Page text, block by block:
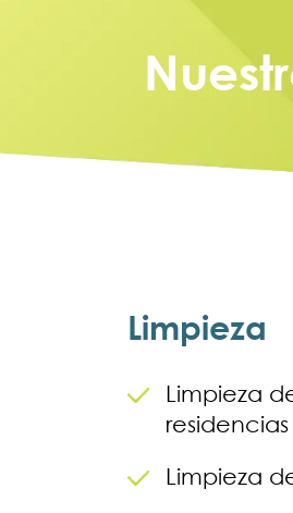
Limpieza
Limpieza
Limpieza